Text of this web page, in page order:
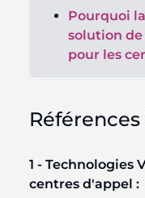
Pourquoi
solution
pour les
1 - Technologies
centres d'appel :